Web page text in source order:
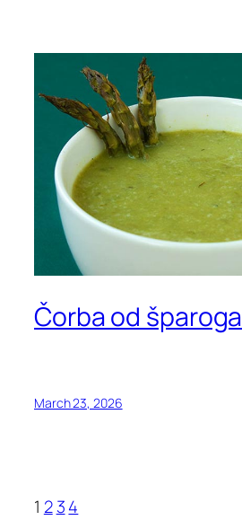
Čorba od šparoga
March 23, 2026
1 2 34